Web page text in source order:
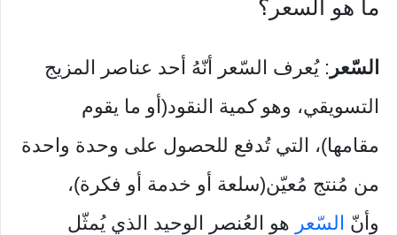
ما هو السعر؟
السّعر : يُعرف السّعر أنّهُ أحد عناصر المزيج
التسويقي، وهو كمية النقود(أو ما يقوم
مقامها)، التي تُدفع للحصول على وحدة واحدة
من مُنتج مُعيّن(سلعة أو خدمة أو فكرة)،
وأنّ السّعر هو العُنصر الوحيد الذي يُمثّل